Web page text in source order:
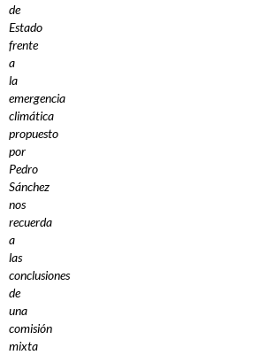
de
Estado
frente
a
la
emergencia
climática
propuesto
por
Pedro
Sánchez
nos
recuerda
a
las
conclusiones
de
una
comisión
mixta